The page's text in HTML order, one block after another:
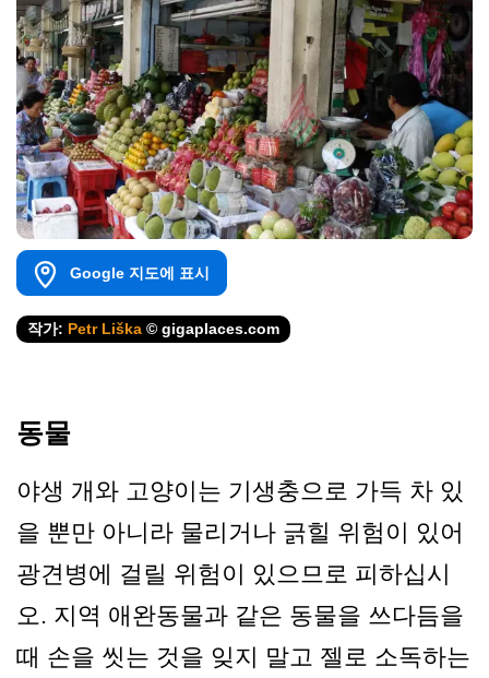
Google 지도에 표시
작가: Petr Liška © gigaplaces.com
동물
야생 개와 고양이는 기생충으로 가득 차 있
을 뿐만 아니라 물리거나 긁힐 위험이 있어
광견병에 걸릴 위험이 있으므로 피하십시
오. 지역 애완동물과 같은 동물을 쓰다듬을
때 손을 씻는 것을 잊지 말고 젤로 소독하는